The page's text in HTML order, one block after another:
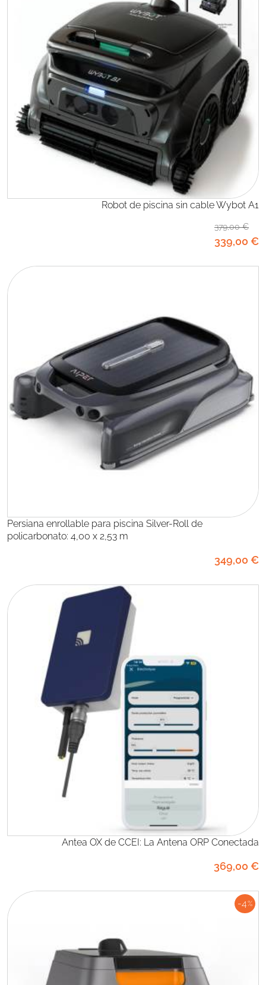
Robot de piscina sin cable Wybot A1
379,00€
339,00 €
Persiana enrollable para piscina Silver-Roll de
policarbonato: 4,00 x 2,53 m
349,00 €
Antea OX de CCEI: La Antena ORP Conectada
369,00 €
-4%